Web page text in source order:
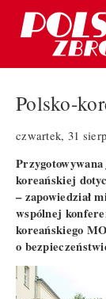
Polsko-
czwartek, 31
koreańskiej
– zapowiedział
wspólnej
koreańskiego
o